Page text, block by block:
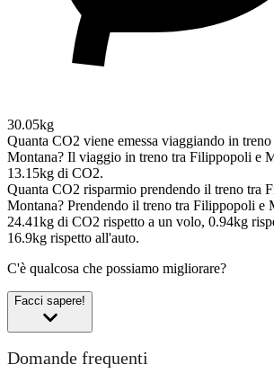
30.05kg
Quanta CO2 viene emessa viaggiando in
Montana? Il viaggio in treno tra Filippopoli e
13.15kg di CO2.
Quanta CO2 risparmio prendendo il treno tra
Montana? Prendendo il treno tra Filippopoli e
24.41kg di CO2 rispetto a un volo, 0.94kg
16.9kg rispetto all'auto.
C'è qualcosa che possiamo migliorare?
Facci sapere!
Domande frequenti